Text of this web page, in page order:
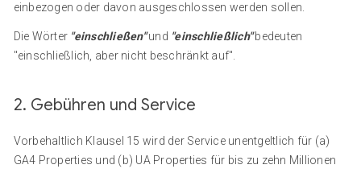
einbezogen oder davon ausgeschlossen werden sollen.
Die Wörter "einschließen"und "einschließlich"bedeuten
"einschließlich, aber nicht beschränkt auf".
2. Gebühren und Service
Vorbehaltlich Klausel 15 wird der Service unentgeltlich für (a)
GA4 Properties und (b) UA Properties für bis zu zehn Millionen